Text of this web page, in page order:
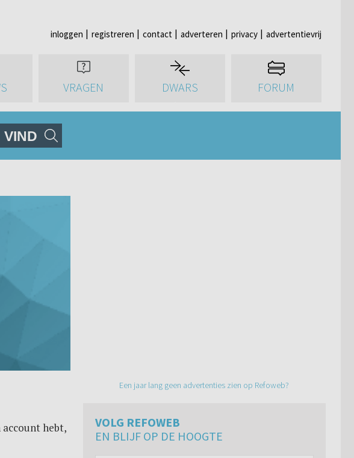
inloggen registreren contact adverteren privacy advertentievrij
VRAGEN DWARS FORUM
VIND
account hebt,
Een jaar lang geen advertenties zien op Refoweb?
VOLG REFOWEB
EN BLIJF OP DE HOOGTE